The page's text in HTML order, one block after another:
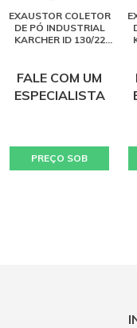
EXAUSTOR COLETOR
DE PÓ INDUSTRIAL
KARCHER ID 130/22
FALE COM UM
ESPECIALISTA
PREÇO SOB